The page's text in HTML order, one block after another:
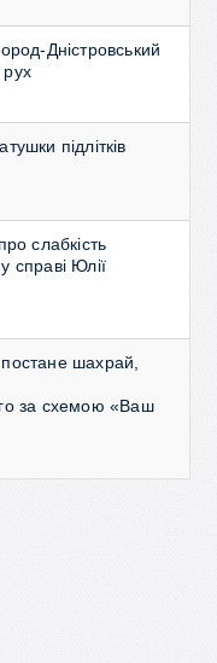
Дністровський
рух
підлітків
слабкість
справі Юлії
шахрай,
за схемою «Ваш